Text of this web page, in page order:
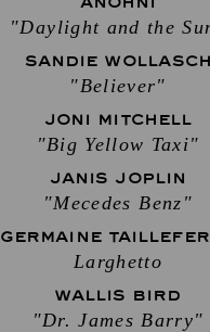
"Daylight and the
SANDIE WOLLASCH
"Believer"
JONI MITCHELL
"Big Yellow Taxi"
JANIS JOPLIN
"Mecedes Benz"
GERMAINE
Larghetto
WALLIS BIRD
"Dr. James Barry"